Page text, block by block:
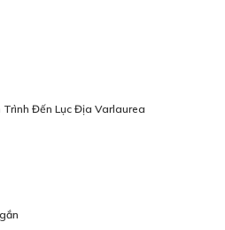
Trình Đến Lục Địa Varlaurea